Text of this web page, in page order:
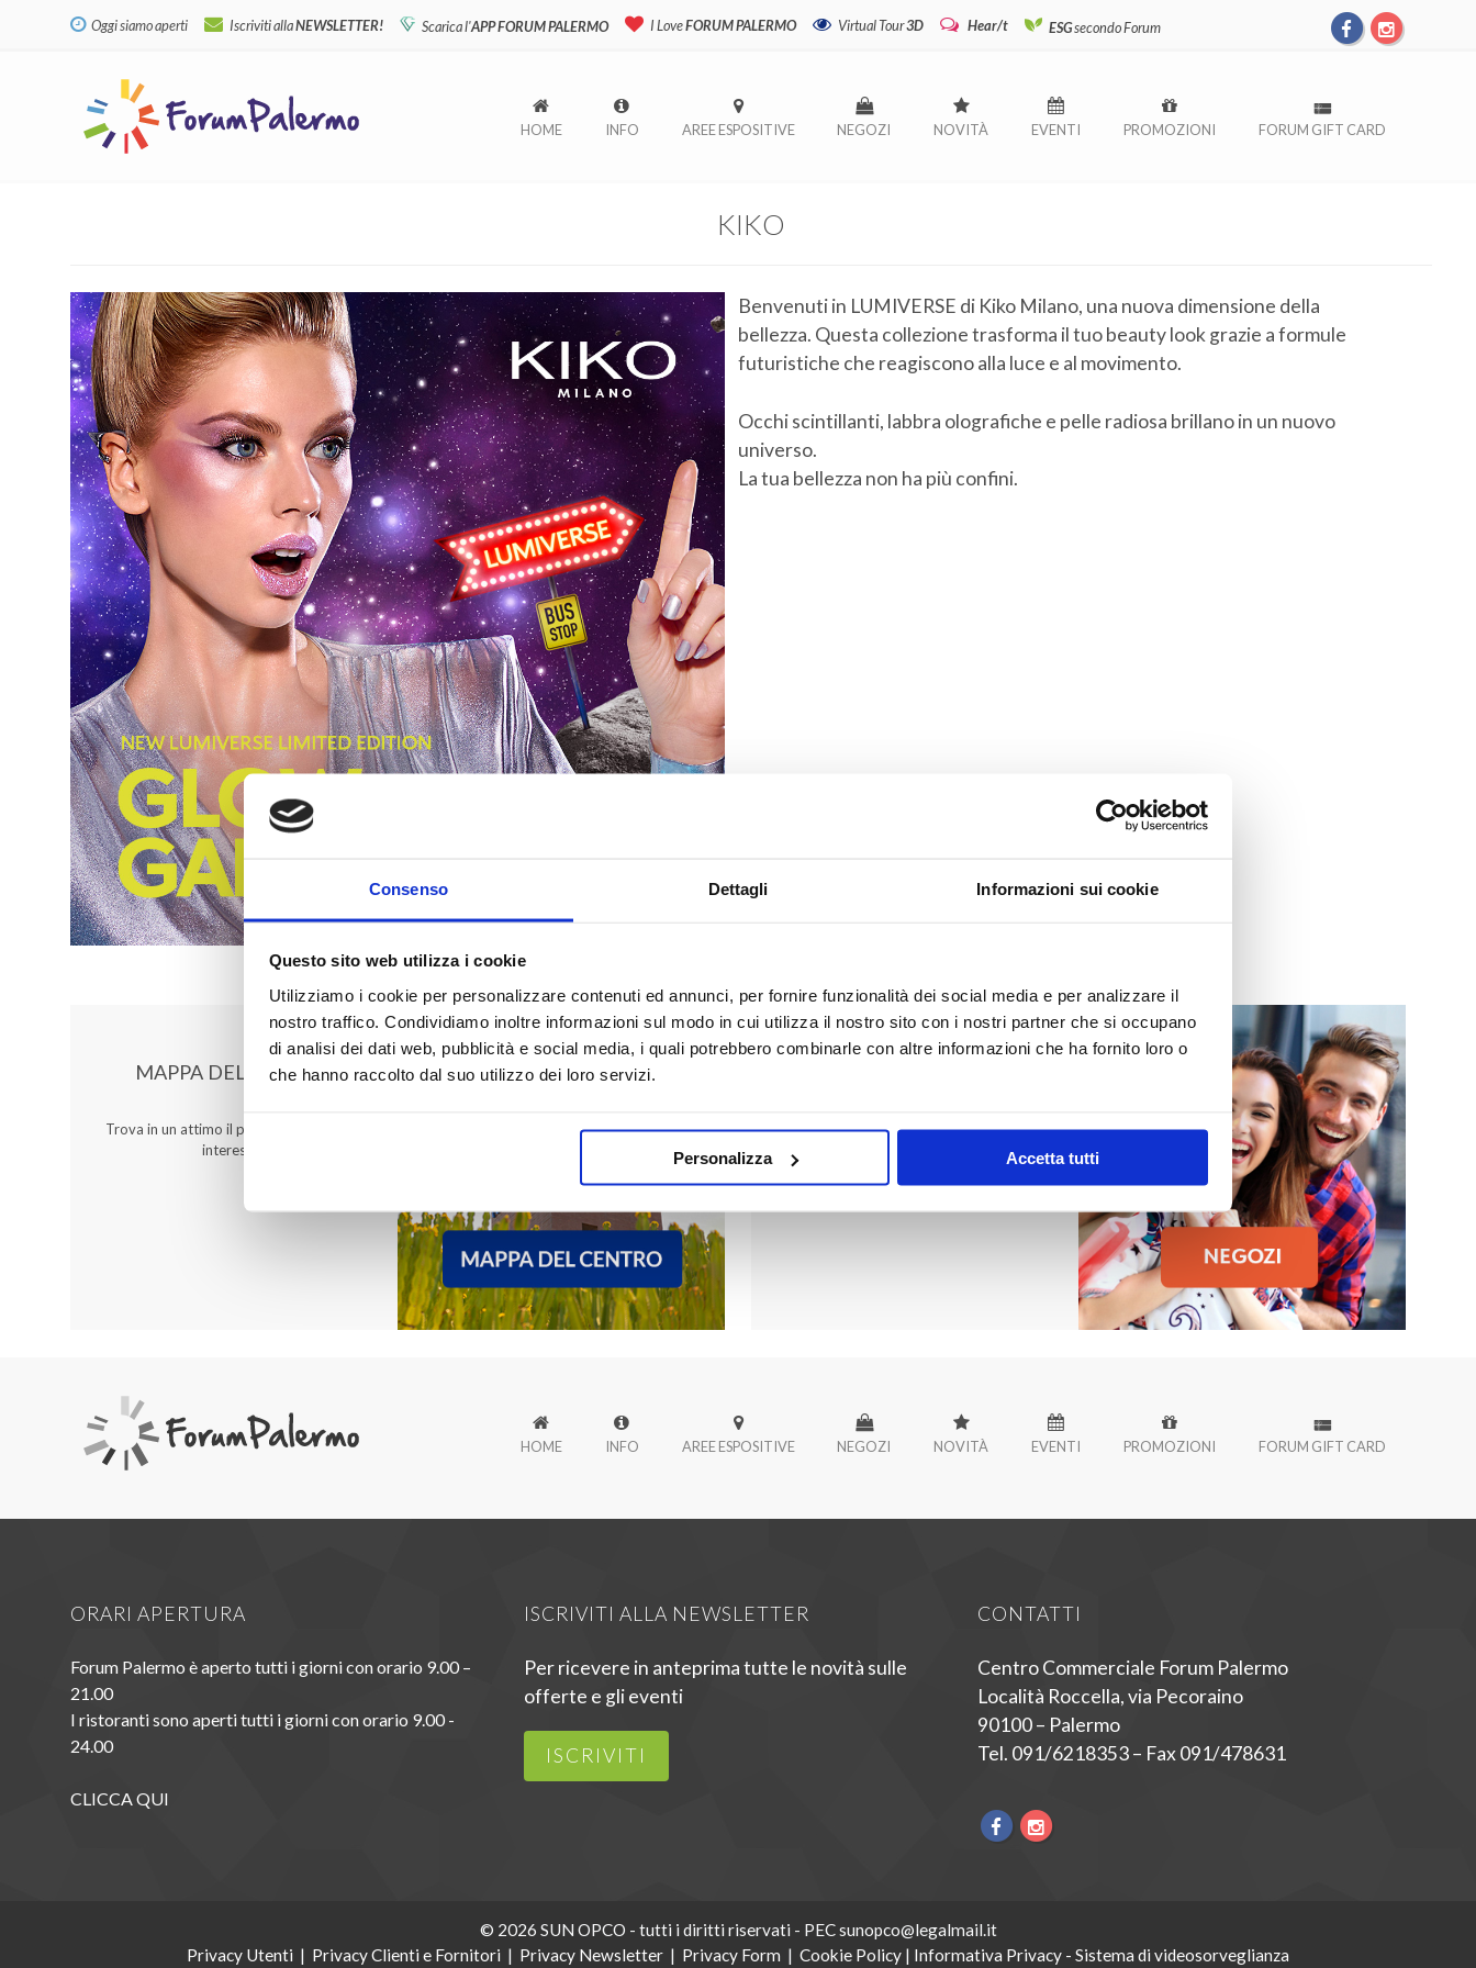
Consenso Dettagli Informazioni sui cookie
Questo sito web utilizza i cookie
Utilizziamo i cookie per personalizzare contenuti ed annunci, per fornire funzionalità dei social media e per analizzare il
nostro traffico. Condividiamo inoltre informazioni sul modo in cui utilizza il nostro sito con i nostri partner che si occupano
di analisi dei dati web, pubblicità e social media, i quali potrebbero combinarle con altre informazioni che ha fornito loro o
che hanno raccolto dal suo utilizzo dei loro servizi.
Personalizza Accetta tutti
Oggi siamo aperti Iscriviti allaNEWSLETTER! Scarica l'APP FORUM PALERMO I LoveFORUM PALERMO Virtual Tour3D Hear/t ESGsecondo Forum
HOME INFO AREE ESPOSITIVE NEGOZI NOVITÀ EVENTI PROMOZIONI FORUM GIFT CARD
KIKO
Benvenuti in LUMIVERSE di Kiko Milano, una nuova dimensione della
bellezza. Questa collezione trasforma il tuo beauty look grazie a formule
futuristiche che reagiscono alla luce e al movimento.
Occhi scintillanti, labbra olografiche e pelle radiosa brillano in un nuovo
universo.
La tua bellezza non ha più confini.
MAPPA DEL CENTRO
Trova in un attimo il punto vendita che ti
interessa!
Scopri tutti i negozi di Forum Palermo!
HOME INFO AREE ESPOSITIVE NEGOZI NOVITÀ EVENTI PROMOZIONI FORUM GIFT CARD
ORARI APERTURA
Forum Palermo è aperto tutti i giorni con orario 9.00 –
21.00
I ristoranti sono aperti tutti i giorni con orario 9.00 -
24.00
CLICCA QUI
ISCRIVITI ALLA NEWSLETTER
Per ricevere in anteprima tutte le novità sulle
offerte e gli eventi
ISCRIVITI
CONTATTI
Centro Commerciale Forum Palermo
Località Roccella, via Pecoraino
90100 – Palermo
Tel. 091/6218353 – Fax 091/478631
© 2026 SUN OPCO - tutti i diritti riservati - PEC sunopco@legalmail.it
Privacy Utenti | Privacy Clienti e Fornitori | Privacy Newsletter | Privacy Form | Cookie Policy | Informativa Privacy - Sistema di videosorveglianza